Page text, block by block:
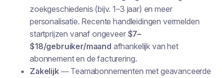
zoekgeschiedenis (bijv. 1–3 jaar) en meer
personalisatie. Recente handleidingen vermelden
startprijzen vanaf ongeveer $7–
$18/gebruiker/maand afhankelijk van het
abonnement en de facturering.
Zakelijk— Teamabonnementen met geavanceerde